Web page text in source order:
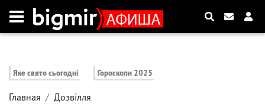
Яке свято сьогодні Гороскопи 2025
Главная Дозвілля